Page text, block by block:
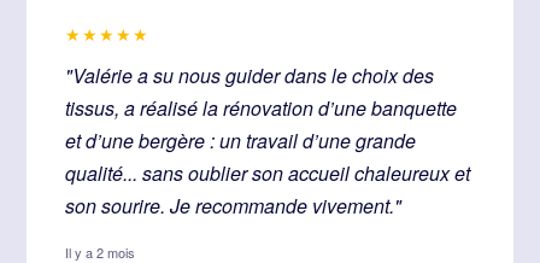
★★★★★
"Valérie a su nous guider dans le choix des
tissus, a réalisé la rénovation d’une banquette
et d’une bergère : un travail d’une grande
qualité... sans oublier son accueil chaleureux et
son sourire. Je recommande vivement."
Il y a 2 mois